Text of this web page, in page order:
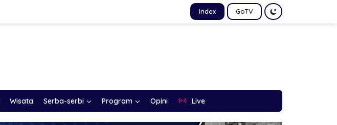
Index GoTV
Wisata Serba-serbi Program Opini Live